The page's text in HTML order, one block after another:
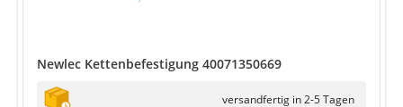
Newlec Kettenbefestigung 40071350669
versandfertig in 2-5 Tagen